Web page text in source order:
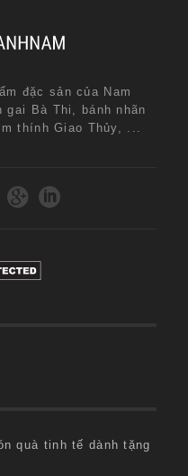
đặc sản của Nam
Bà Thi, bánh nhãn
thính Giao Thủy, ...
quà tinh tế dành tặng